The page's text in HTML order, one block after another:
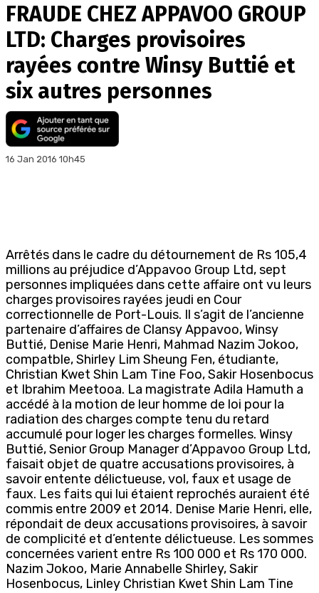
FRAUDE CHEZ APPAVOO GROUP
LTD: Charges provisoires
rayées contre Winsy Buttié et
six autres personnes
16 Jan 2016 10h45
Arrêtés dans le cadre du détournement de Rs 105,4
millions au préjudice d’Appavoo Group Ltd, sept
personnes impliquées dans cette affaire ont vu leurs
charges provisoires rayées jeudi en Cour
correctionnelle de Port-Louis. Il s’agit de l’ancienne
partenaire d’affaires de Clansy Appavoo, Winsy
Buttié, Denise Marie Henri, Mahmad Nazim Jokoo,
compatble, Shirley Lim Sheung Fen, étudiante,
Christian Kwet Shin Lam Tine Foo, Sakir Hosenbocus
et Ibrahim Meetooa. La magistrate Adila Hamuth a
accédé à la motion de leur homme de loi pour la
radiation des charges compte tenu du retard
accumulé pour loger les charges formelles. Winsy
Buttié, Senior Group Manager d’Appavoo Group Ltd,
faisait objet de quatre accusations provisoires, à
savoir entente délictueuse, vol, faux et usage de
faux. Les faits qui lui étaient reprochés auraient été
commis entre 2009 et 2014. Denise Marie Henri, elle,
répondait de deux accusations provisoires, à savoir
de complicité et d’entente délictueuse. Les sommes
concernées varient entre Rs 100 000 et Rs 170 000.
Nazim Jokoo, Marie Annabelle Shirley, Sakir
Hosenbocus, Linley Christian Kwet Shin Lam Tine